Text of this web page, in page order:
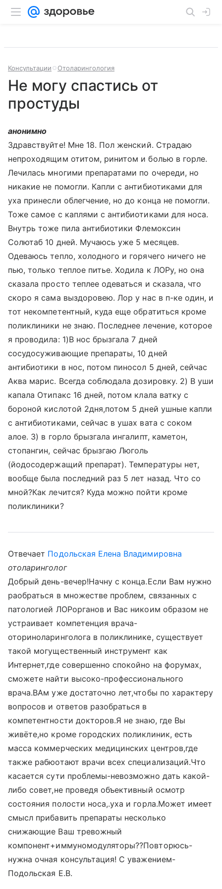
Консультации Отоларингология
Не могу спастись от
простуды
анонимно
Здравствуйте! Мне 18. Пол женский. Страдаю
непроходящим отитом, ринитом и болью в горле.
Лечилась многими препаратами по очереди, но
никакие не помогли. Капли с антибиотиками для
уха принесли облегчение, но до конца не помогли.
Тоже самое с каплями с антибиотиками для носа.
Внутрь тоже пила антибиотики Флемоксин
Солютаб 10 дней. Мучаюсь уже 5 месяцев.
Одеваюсь тепло, холодного и горячего ничего не
пью, только теплое питье. Ходила к ЛОРу, но она
сказала просто теплее одеваться и сказала, что
скоро я сама выздоровею. Лор у нас в п-ке один, и
тот некомпетентный, куда еще обратиться кроме
поликлиники не знаю. Последнее лечение, которое
я проводила: 1)В нос брызгала 7 дней
сосудосуживающие препараты, 10 дней
антибиотики в нос, потом пиносол 5 дней, сейчас
Аква марис. Всегда соблюдала дозировку. 2) В уши
капала Отипакс 16 дней, потом клала ватку с
бороной кислотой 2дня,потом 5 дней ушные капли
с антибиотиками, сейчас в ушах вата с соком
алое. 3) в горло брызгала ингалипт, каметон,
стопангин, сейчас брызгаю Люголь
(йодосодержащий препарат). Температуры нет,
вообще была последний раз 5 лет назад. Что со
мной?Как лечится? Куда можно пойти кроме
поликлиники?
Отвечает Подольская Елена Владимировна
отоларинголог
Добрый день-вечер!Начну с конца.Если Вам нужно
раобраться в множестве проблем, связанных с
патологией ЛОРорганов и Вас никоим образом не
устраивает компетенция врача-
оториноларинголога в поликлинике, существует
такой могущественный инструмент как
Интернет,где совершенно спокойно на форумах,
сможете найти высоко-профессионального
врача.ВАм уже достаточно лет,чтобы по характеру
вопросов и ответов разобраться в
компетентности докторов.Я не знаю, где Вы
живёте,но кроме городских поликлиник, есть
масса коммерческих медицинских центров,где
также рабюотают врачи всех специализаций.Что
касается сути проблемы-невозможно дать какой-
либо совет,не проведя объективный осмотр
состояния полости носа,.уха и горла.Может имеет
смысл прибавить препараты несколько
снижающие Ваш тревожный
компонент+иммуномодуляторы??Повторюсь-
нужна очная консультация! С уважением-
Подольская Е.В.